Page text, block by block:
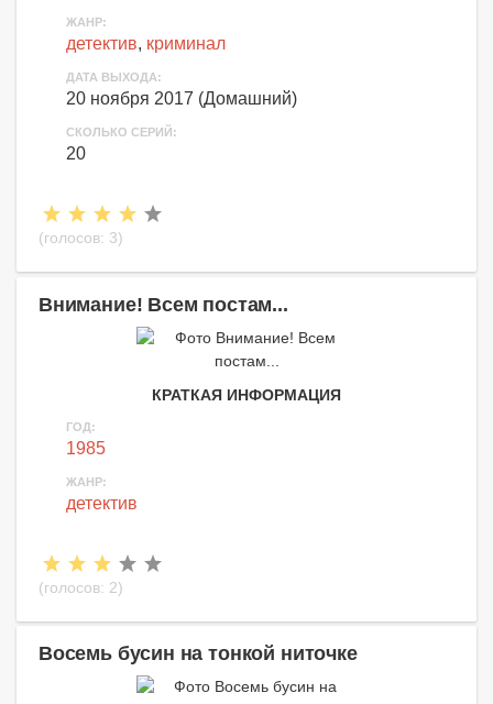
ЖАНР:
детектив, криминал
ДАТА ВЫХОДА:
20 ноября 2017 (Домашний)
СКОЛЬКО СЕРИЙ:
20
(голосов: 3)
Внимание! Всем постам...
КРАТКАЯ ИНФОРМАЦИЯ
ГОД:
1985
ЖАНР:
детектив
(голосов: 2)
Восемь бусин на тонкой ниточке